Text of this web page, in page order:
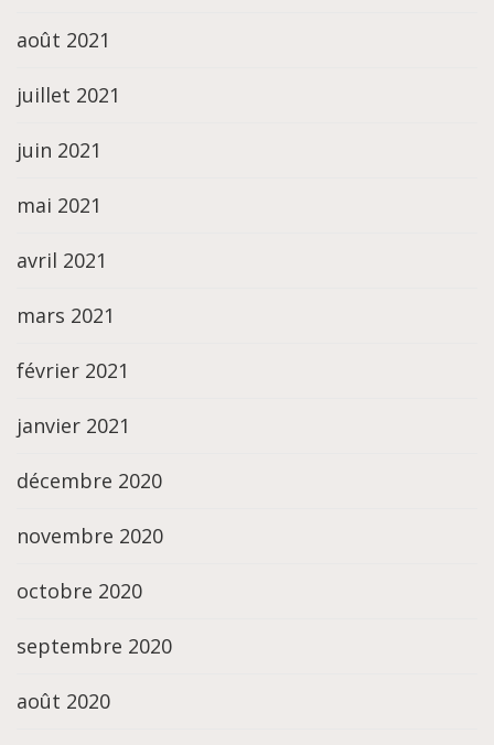
août 2021
juillet 2021
juin 2021
mai 2021
avril 2021
mars 2021
février 2021
janvier 2021
décembre 2020
novembre 2020
octobre 2020
septembre 2020
août 2020